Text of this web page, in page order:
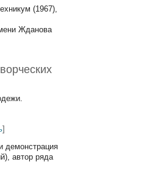
(1967),
Жданова
]
демонстрация
автор ряда